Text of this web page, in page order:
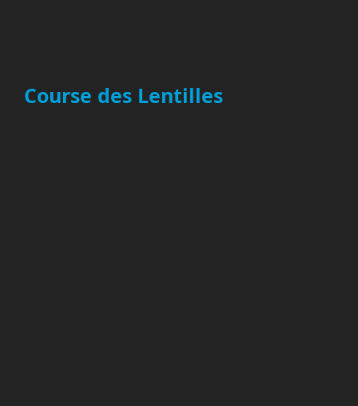
Course des Lentilles